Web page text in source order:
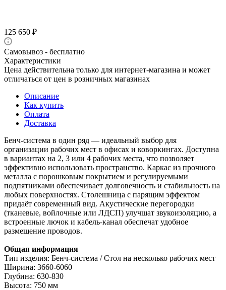
125 650 ₽
Самовывоз - бесплатно
Характеристики
Цена действительна только для интернет-магазина и может
отличаться от цен в розничных магазинах
Описание
Как купить
Оплата
Доставка
Бенч-система в один ряд — идеальный выбор для
организации рабочих мест в офисах и коворкингах. Доступна
в вариантах на 2, 3 или 4 рабочих места, что позволяет
эффективно использовать пространство. Каркас из прочного
металла с порошковым покрытием и регулируемыми
подпятниками обеспечивает долговечность и стабильность на
любых поверхностях. Столешница с парящим эффектом
придаёт современный вид. Акустические перегородки
(тканевые, войлочные или ЛДСП) улучшат звукоизоляцию, а
встроенные лючок и кабель-канал обеспечат удобное
размещение проводов.
Общая информация
Тип изделия: Бенч-система / Стол на несколько рабочих мест
Ширина: 3660-6060
Глубина: 630-830
Высота: 750 мм